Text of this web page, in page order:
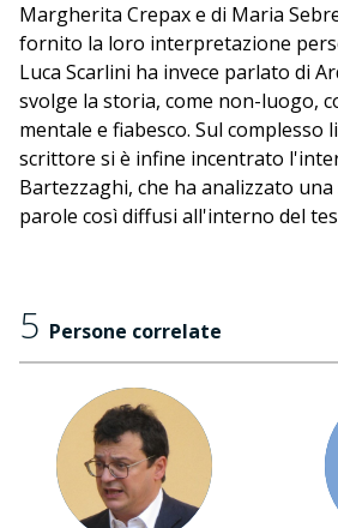
Margherita Crepax e di Maria
fornito la loro interpretazione
Luca Scarlini ha invece parlato di
svolge la storia, come non-luogo,
mentale e fiabesco. Sul complesso
scrittore si è infine incentrato
Bartezzaghi, che ha analizzato
parole così diffusi all'interno del
5 Persone correlate